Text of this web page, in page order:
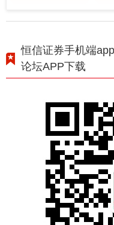
恒信证券手机端
论坛APP下载